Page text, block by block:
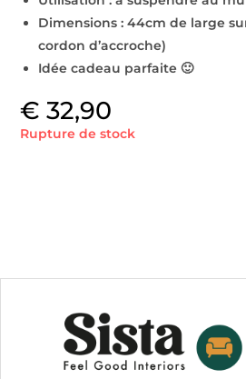
Dimensions : 44cm de large
cordon d’accroche)
Idée cadeau parfaite 🙂
€ 32,90
Rupture de stock